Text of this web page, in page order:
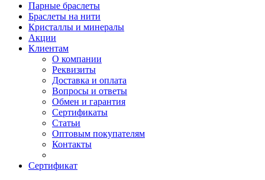
Парные браслеты
Браслеты на нити
Кристаллы и минералы
Акции
Клиентам
О компании
Реквизиты
Доставка и оплата
Вопросы и ответы
Обмен и гарантия
Сертификаты
Статьи
Оптовым покупателям
Контакты
Сертификат